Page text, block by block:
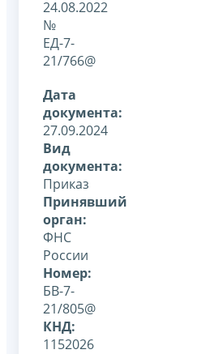
24.08.2022
№
ЕД-7-
21/766@
Дата
документа:
27.09.2024
Вид
документа:
Приказ
Принявший
орган:
ФНС
России
Номер:
БВ-7-
21/805@
КНД:
1152026